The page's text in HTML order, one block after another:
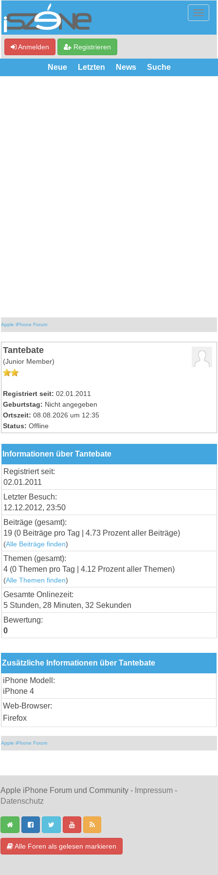
Anmelden Registrieren
Neue Letzten News Suche
Apple iPhone Forum
Tantebate
(Junior Member)
Registriert seit: 02.01.2011
Geburtstag: Nicht angegeben
Ortszeit: 08.08.2026 um 12:35
Status: Offline
Informationen über Tantebate
Registriert seit:
02.01.2011
Letzter Besuch:
12.12.2012, 23:50
Beiträge (gesamt):
19 (0 Beiträge pro Tag | 4.73 Prozent aller Beiträge)
(Alle Beiträge finden)
Themen (gesamt):
4 (0 Themen pro Tag | 4.12 Prozent aller Themen)
(Alle Themen finden)
Gesamte Onlinezeit:
5 Stunden, 28 Minuten, 32 Sekunden
Bewertung:
0
Zusätzliche Informationen über Tantebate
iPhone Modell:
iPhone 4
Web-Browser:
Firefox
Apple iPhone Forum
Apple iPhone Forum und Community - Impressum -
Datenschutz
Alle Foren als gelesen markieren